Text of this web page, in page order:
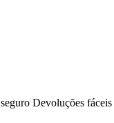
Devoluções fáceis